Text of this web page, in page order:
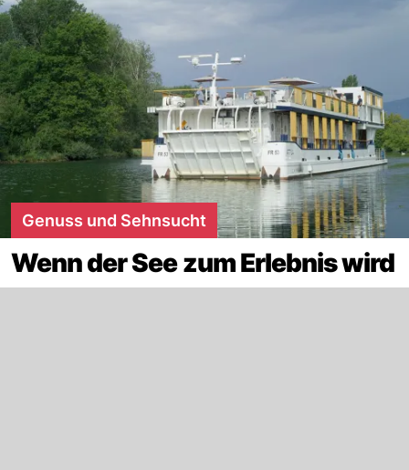
Genuss und Sehnsucht
Wenn der See zum Erlebnis wird